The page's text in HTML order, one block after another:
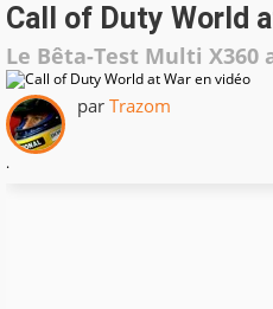
Call of Duty World
Le Bêta-Test Multi X360
par Trazom
.